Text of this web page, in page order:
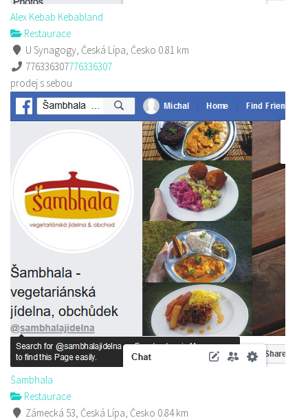
Alex Kebab Kebabland
Restaurace
U Synagogy, Česká Lípa, Česko 0.81 km
776336307776336307
prodej s sebou
Šambhala
Restaurace
Zámecká 53, Česká Lípa, Česko 0.84 km